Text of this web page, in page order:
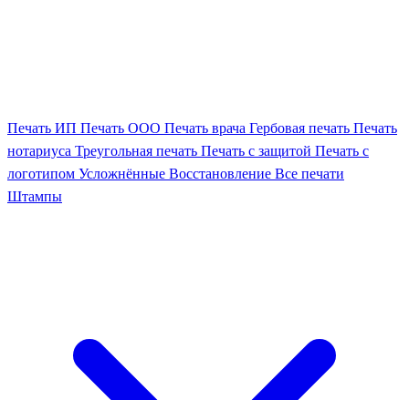
Печать ИП Печать ООО Печать врача Гербовая печать Печать
нотариуса Треугольная печать Печать с защитой Печать с
логотипом Усложнённые Восстановление Все печати
Штампы